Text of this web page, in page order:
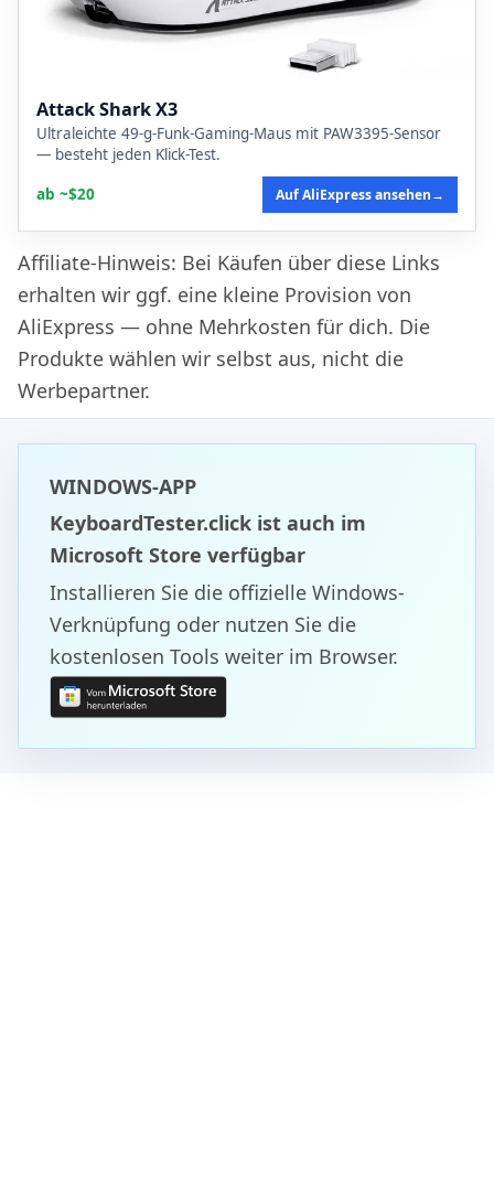
Attack Shark X3
Ultraleichte 49-g-Funk-Gaming-Maus mit PAW3395-Sensor
— besteht jeden Klick-Test.
ab ~$20
Auf AliExpress ansehen→
Affiliate-Hinweis: Bei Käufen über diese Links
erhalten wir ggf. eine kleine Provision von
AliExpress — ohne Mehrkosten für dich. Die
Produkte wählen wir selbst aus, nicht die
Werbepartner.
WINDOWS-APP
KeyboardTester.click ist auch im
Microsoft Store verfügbar
Installieren Sie die offizielle Windows-
Verknüpfung oder nutzen Sie die
kostenlosen Tools weiter im Browser.